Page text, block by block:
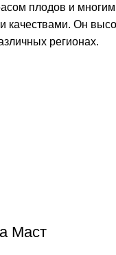
плодов и
качествами. Он
регионах.
Маст